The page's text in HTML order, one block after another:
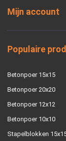
Mijn account
Populaire
Betonpoer 15x15
Betonpoer 20x20
Betonpoer 12x12
Betonpoer 10x10
Stapelblokken